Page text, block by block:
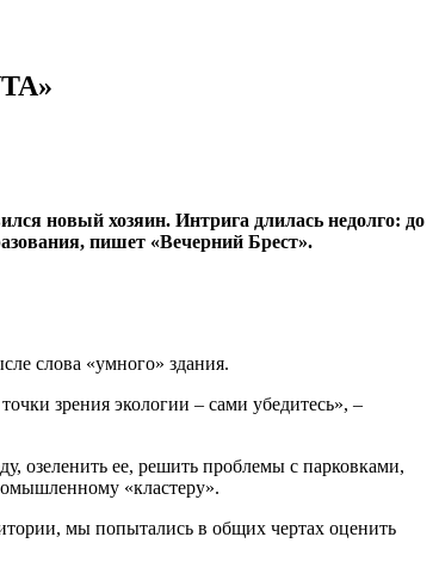
новый хозяин. Интрига длилась недолго: до
пишет «Вечерний Брест».
слова «умного» здания.
зрения экологии – сами убедитесь», –
озеленить ее, решить проблемы с парковками,
«кластеру».
мы попытались в общих чертах оценить